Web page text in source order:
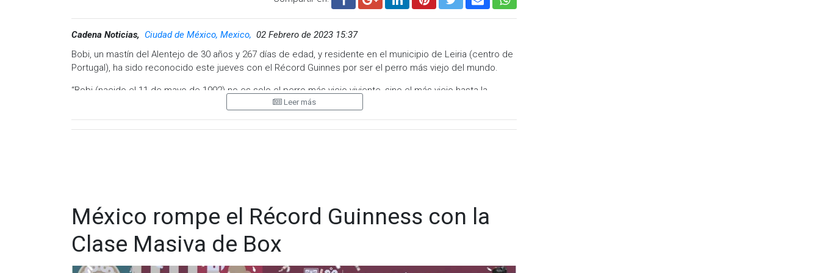
Cadena Noticias, Ciudad de México, Mexico, 02 Febrero de 2023 15:37
Bobi, un mastín del Alentejo de 30 años y 267 días de edad, y residente en el municipio de Leiria (centro de
Portugal), ha sido reconocido este jueves con el Récord Guinnes por ser el perro más viejo del mundo.
“Bobi (nacido el 11 de mayo de 1992) no es solo el perro más viejo viviente, sino el más viejo hasta la
fecha”, publicó la organización del galardón en su página web este jueves.
Así ha sido la vida de Bobi
Su dueño, Leonel, tenía ocho años cuando nació el perrito. Lo describe como único y entre sus principales
Leer más
México rompe el Récord Guinness con la
Clase Masiva de Box